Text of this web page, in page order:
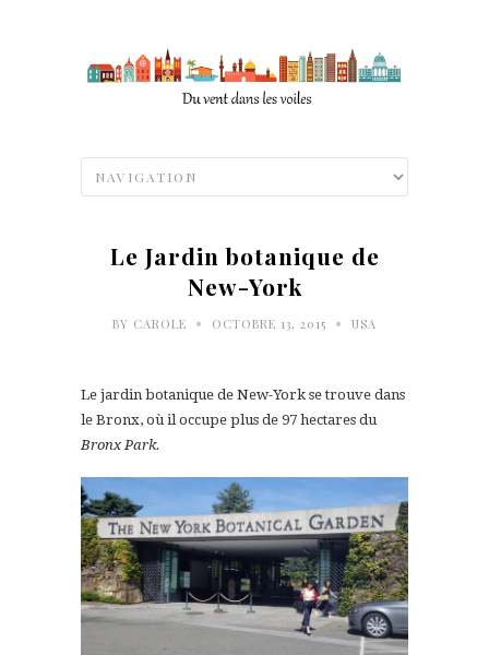
Le Jardin botanique de
New-York
BY CAROLE • OCTOBRE 13, 2015 • USA
Le jardin botanique de New-York se trouve dans
le Bronx, où il occupe plus de 97 hectares du
Bronx Park.